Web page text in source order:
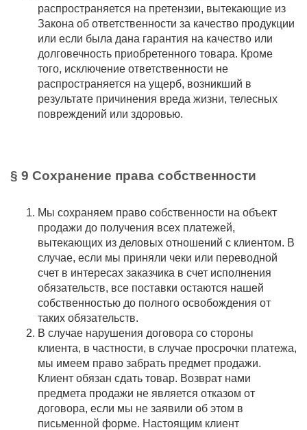
распространяется на претензии, вытекающие из
Закона об ответственности за качество продукции
или если была дана гарантия на качество или
долговечность приобретенного товара. Кроме
того, исключение ответственности не
распространяется на ущерб, возникший в
результате причинения вреда жизни, телесных
повреждений или здоровью.
§ 9 Сохранение права собственности
Мы сохраняем право собственности на объект
продажи до получения всех платежей,
вытекающих из деловых отношений с клиентом. В
случае, если мы приняли чеки или переводной
счет в интересах заказчика в счет исполнения
обязательств, все поставки остаются нашей
собственностью до полного освобождения от
таких обязательств.
В случае нарушения договора со стороны
клиента, в частности, в случае просрочки платежа,
мы имеем право забрать предмет продажи.
Клиент обязан сдать товар. Возврат нами
предмета продажи не является отказом от
договора, если мы не заявили об этом в
письменной форме. Настоящим клиент